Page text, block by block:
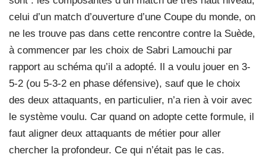
celui d’un match d’ouverture d’une Coupe du monde, on
ne les trouve pas dans cette rencontre contre la Suède,
à commencer par les choix de Sabri Lamouchi par
rapport au schéma qu’il a adopté. Il a voulu jouer en 3-
5-2 (ou 5-3-2 en phase défensive), sauf que le choix
des deux attaquants, en particulier, n’a rien à voir avec
le système voulu. Car quand on adopte cette formule, il
faut aligner deux attaquants de métier pour aller
chercher la profondeur. Ce qui n’était pas le cas.